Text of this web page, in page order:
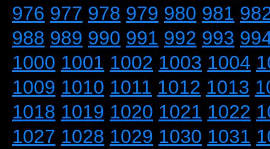
976 977 978 979 980 981
988 989 990 991 992 993
1000 1001 1002 1003 1004
1009 1010 1011 1012 1013
1018 1019 1020 1021 1022
1027 1028 1029 1030 1031